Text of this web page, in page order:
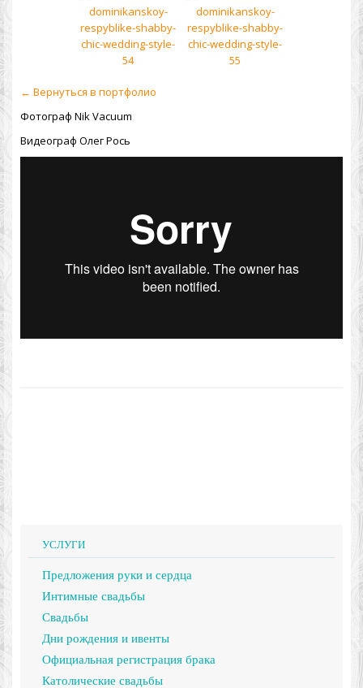
← Вернуться в портфолио
Фотограф Nik Vacuum
Видеограф Олег Рось
УСЛУГИ
Предложения руки и сердца
Интимные свадьбы
Свадьбы
Дни рождения и ивенты
Официальная регистрация брака
Католические свадьбы